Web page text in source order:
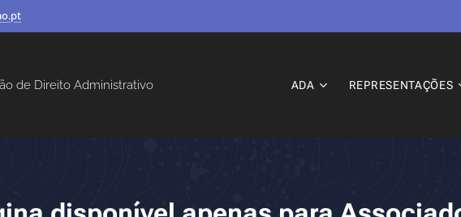
de Direito Administrativo ADA REPRESENTAÇÕES